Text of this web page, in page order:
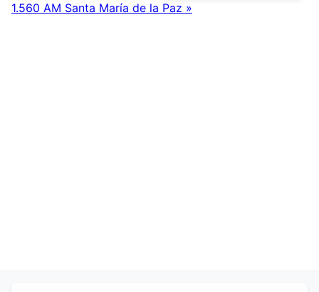
1.560 AM Santa María de la Paz »